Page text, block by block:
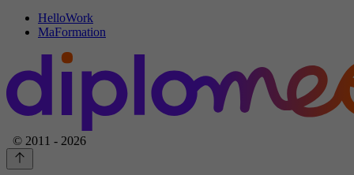
HelloWork
MaFormation
© 2011 - 2026